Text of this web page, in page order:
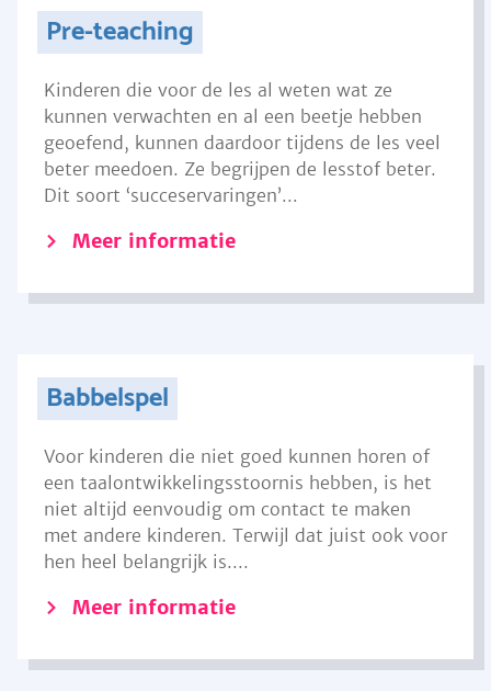
Pre-teaching
Kinderen die voor de les al weten wat ze
kunnen verwachten en al een beetje hebben
geoefend, kunnen daardoor tijdens de les veel
beter meedoen. Ze begrijpen de lesstof beter.
Dit soort ‘succeservaringen’...
Meer informatie
Babbelspel
Voor kinderen die niet goed kunnen horen of
een taalontwikkelingsstoornis hebben, is het
niet altijd eenvoudig om contact te maken
met andere kinderen. Terwijl dat juist ook voor
hen heel belangrijk is....
Meer informatie